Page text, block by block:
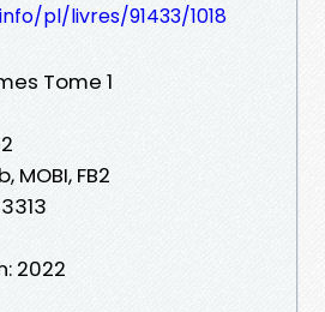
pl/livres/91433/1018
Tome 1
MOBI, FB2
2022